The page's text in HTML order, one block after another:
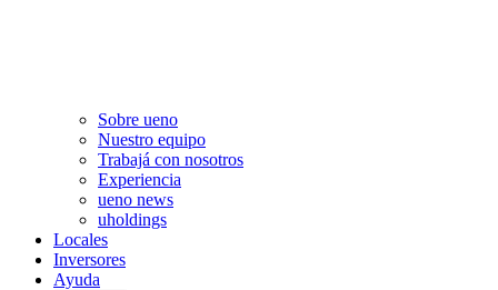
Sobre ueno
Nuestro equipo
Trabajá con nosotros
Experiencia
ueno news
uholdings
Locales
Inversores
Ayuda